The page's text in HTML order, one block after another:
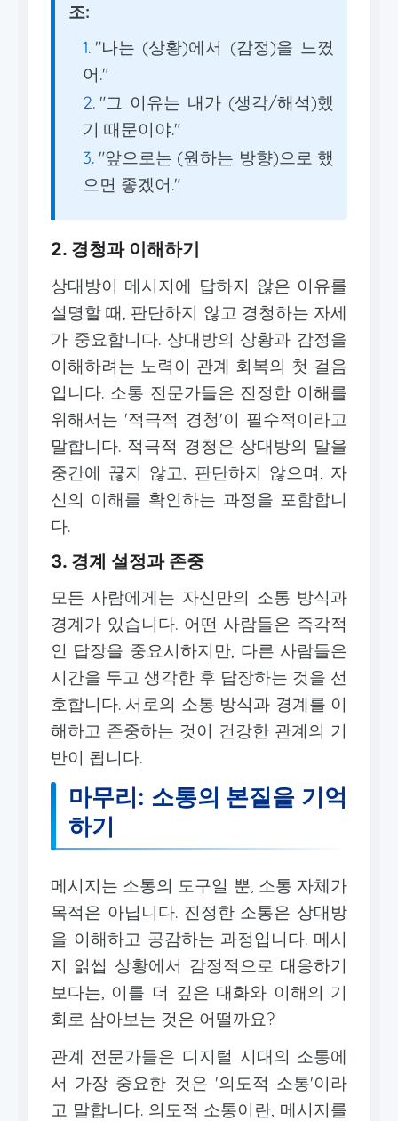
조:
"나는 (상황)에서 (감정)을 느꼈
어."
"그 이유는 내가 (생각/해석)했
기 때문이야."
"앞으로는 (원하는 방향)으로 했
으면 좋겠어."
2. 경청과 이해하기
상대방이 메시지에 답하지 않은 이유를
설명할 때, 판단하지 않고 경청하는 자세
가 중요합니다. 상대방의 상황과 감정을
이해하려는 노력이 관계 회복의 첫 걸음
입니다. 소통 전문가들은 진정한 이해를
위해서는 '적극적 경청'이 필수적이라고
말합니다. 적극적 경청은 상대방의 말을
중간에 끊지 않고, 판단하지 않으며, 자
신의 이해를 확인하는 과정을 포함합니
다.
3. 경계 설정과 존중
모든 사람에게는 자신만의 소통 방식과
경계가 있습니다. 어떤 사람들은 즉각적
인 답장을 중요시하지만, 다른 사람들은
시간을 두고 생각한 후 답장하는 것을 선
호합니다. 서로의 소통 방식과 경계를 이
해하고 존중하는 것이 건강한 관계의 기
반이 됩니다.
마무리: 소통의 본질을 기억
하기
메시지는 소통의 도구일 뿐, 소통 자체가
목적은 아닙니다. 진정한 소통은 상대방
을 이해하고 공감하는 과정입니다. 메시
지 읽씹 상황에서 감정적으로 대응하기
보다는, 이를 더 깊은 대화와 이해의 기
회로 삼아보는 것은 어떨까요?
관계 전문가들은 디지털 시대의 소통에
서 가장 중요한 것은 '의도적 소통'이라
고 말합니다. 의도적 소통이란, 메시지를